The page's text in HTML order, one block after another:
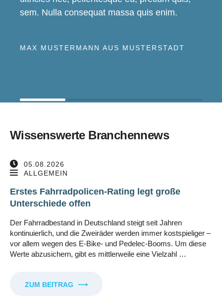
sem. Nulla consequat massa quis enim.
MAX MUSTERMANN AUS MUSTERSTADT
Wissenswerte Branchennews
05.08.2026
ALLGEMEIN
Erstes Fahrradpolicen-Rating legt große
Unterschiede offen
Der Fahrradbestand in Deutschland steigt seit Jahren
kontinuierlich, und die Zweiräder werden immer kostspieliger –
vor allem wegen des E-Bike- und Pedelec-Booms. Um diese
Werte abzusichern, gibt es mittlerweile eine Vielzahl …
ZUM BEITRAG ⟶